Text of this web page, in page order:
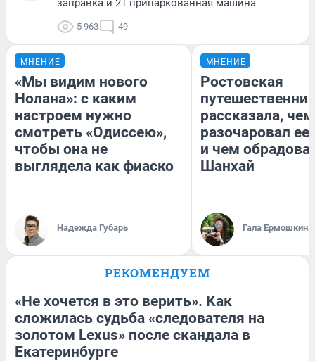
заправка и 21 припаркованная машина
5 963 49
МНЕНИЕ
«Мы видим нового
Нолана»: с каким
настроем нужно
смотреть «Одиссею»,
чтобы она не
выглядела как фиаско
Надежда Губарь
МНЕНИЕ
Ростовская
рассказала, чем
разочаровал
и чем
Шанхай
Гала Ермошкина
РЕКОМЕНДУЕМ
«Не хочется в это верить». Как
сложилась судьба «следователя на
золотом Lexus» после скандала в
Екатеринбурге